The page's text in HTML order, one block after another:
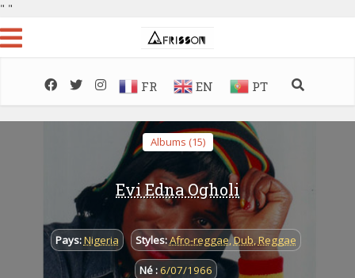
" "
FR EN PT
Albums (15)
Evi Edna Ogholi
Pays:Nigeria Styles:Afro-reggae,Dub,Reggae
Né :6/07/1966